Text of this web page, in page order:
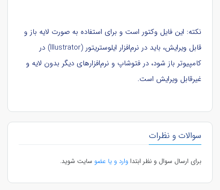
نکته: این فایل وکتور است و برای استفاده به صورت لایه باز و
قابل ویرایش، باید در نرم‌افزار ایلوستریتور (Illustrator) در
کامپیوتر باز شود، در فتوشاپ و نرم‌افزارهای دیگر بدون لایه و
غیرقابل ویرایش است.
سوالات و نظرات
برای ارسال سوال و نظر ابتداوارد و یا عضو سایت شوید.